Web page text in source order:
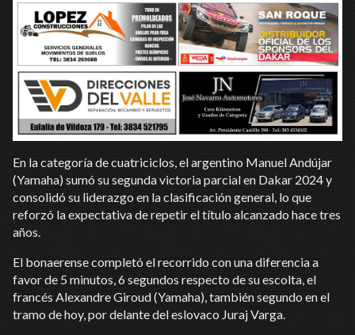
En la categoría de cuatriciclos, el argentino Manuel Andújar
(Yamaha) sumó su segunda victoria parcial en Dakar 2024 y
consolidó su liderazgo en la clasificación general, lo que
reforzó la expectativa de repetir el título alcanzado hace tres
años.
El bonaerense completó el recorrido con una diferencia a
favor de 5 minutos, 6 segundos respecto de su escolta, el
francés Alexandre Giroud (Yamaha), también segundo en el
tramo de hoy, por delante del eslovaco Juraj Varga.